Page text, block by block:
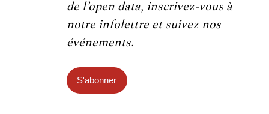
de l’open data, inscrivez-vous à
notre infolettre et suivez nos
événements.
S'abonner